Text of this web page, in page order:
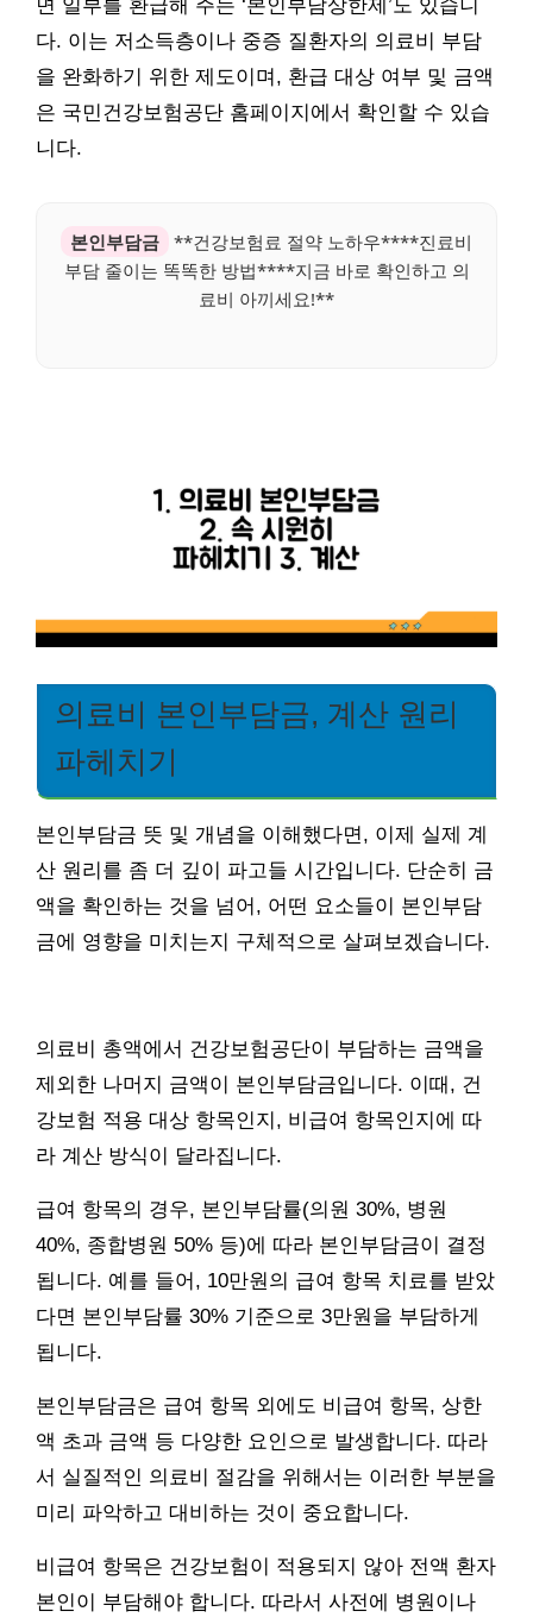
면 일부를 환급해 주는 ‘본인부담상한제’도 있습니
다. 이는 저소득층이나 중증 질환자의 의료비 부담
을 완화하기 위한 제도이며, 환급 대상 여부 및 금액
은 국민건강보험공단 홈페이지에서 확인할 수 있습
니다.
본인부담금 **건강보험료 절약 노하우****진료비
부담 줄이는 똑똑한 방법****지금 바로 확인하고 의
료비 아끼세요!**
의료비 본인부담금, 계산 원리
파헤치기
본인부담금 뜻 및 개념을 이해했다면, 이제 실제 계
산 원리를 좀 더 깊이 파고들 시간입니다. 단순히 금
액을 확인하는 것을 넘어, 어떤 요소들이 본인부담
금에 영향을 미치는지 구체적으로 살펴보겠습니다.
의료비 총액에서 건강보험공단이 부담하는 금액을
제외한 나머지 금액이 본인부담금입니다. 이때, 건
강보험 적용 대상 항목인지, 비급여 항목인지에 따
라 계산 방식이 달라집니다.
급여 항목의 경우, 본인부담률(의원 30%, 병원
40%, 종합병원 50% 등)에 따라 본인부담금이 결정
됩니다. 예를 들어, 10만원의 급여 항목 치료를 받았
다면 본인부담률 30% 기준으로 3만원을 부담하게
됩니다.
본인부담금은 급여 항목 외에도 비급여 항목, 상한
액 초과 금액 등 다양한 요인으로 발생합니다. 따라
서 실질적인 의료비 절감을 위해서는 이러한 부분을
미리 파악하고 대비하는 것이 중요합니다.
비급여 항목은 건강보험이 적용되지 않아 전액 환자
본인이 부담해야 합니다. 따라서 사전에 병원이나